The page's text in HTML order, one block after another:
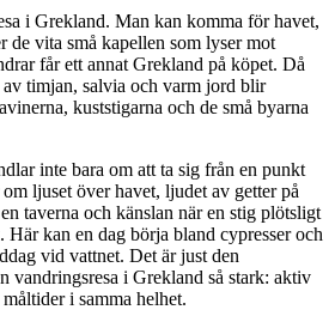
i Grekland. Man kan komma för havet,
de vita små kapellen som lyser mot
får ett annat Grekland på köpet. Då
timjan, salvia och varm jord blir
kuststigarna och de små byarna
inte bara om att ta sig från en punkt
ljuset över havet, ljudet av getter på
taverna och känslan när en stig plötsligt
kan en dag börja bland cypresser och
vid vattnet. Det är just den
vandringsresa i Grekland så stark: aktiv
i samma helhet.